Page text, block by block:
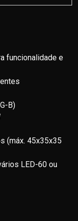
funcionalidade e
B)
(máx. 45x35x35
LED-60 ou